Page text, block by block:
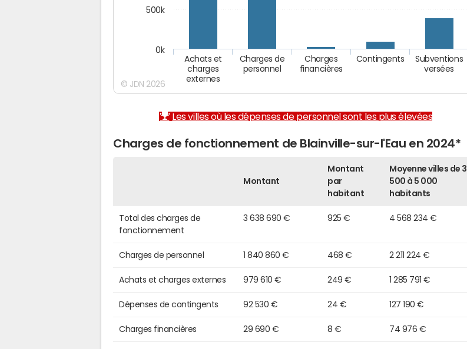
Achats et
charges
externes
Charges de
personnel
Charges
financières
Contingents
Subventions
versées
0k
500k
© JDN 2026
Les villes où les dépenses de personnel sont les plus élevées
Charges de fonctionnement de Blainville-sur-l'Eau en 2024*
Montant
Montant
par
habitant
Moyenne villes de 3
500 à 5 000
habitants
Total des charges de
fonctionnement
3 638 690 € 925 € 4 568 234 €
Charges de personnel 1 840 860 € 468 € 2 211 224 €
Achats et charges externes 979 610 € 249 € 1 285 791 €
Dépenses de contingents 92 530 € 24 € 127 190 €
Charges financières 29 690 € 8 € 74 976 €